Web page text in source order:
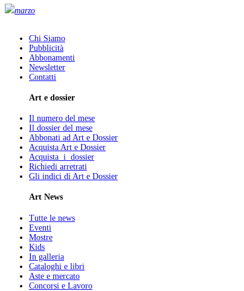
marzo
Chi Siamo
Pubblicità
Abbonamenti
Newsletter
Contatti
Art e dossier
Il numero del mese
Il dossier del mese
Abbonati ad Art e Dossier
Acquista Art e Dossier
Acquista i dossier
Richiedi arretrati
Gli indici di Art e Dossier
Art News
Tutte le news
Eventi
Mostre
Kids
In galleria
Cataloghi e libri
Aste e mercato
Concorsi e Lavoro